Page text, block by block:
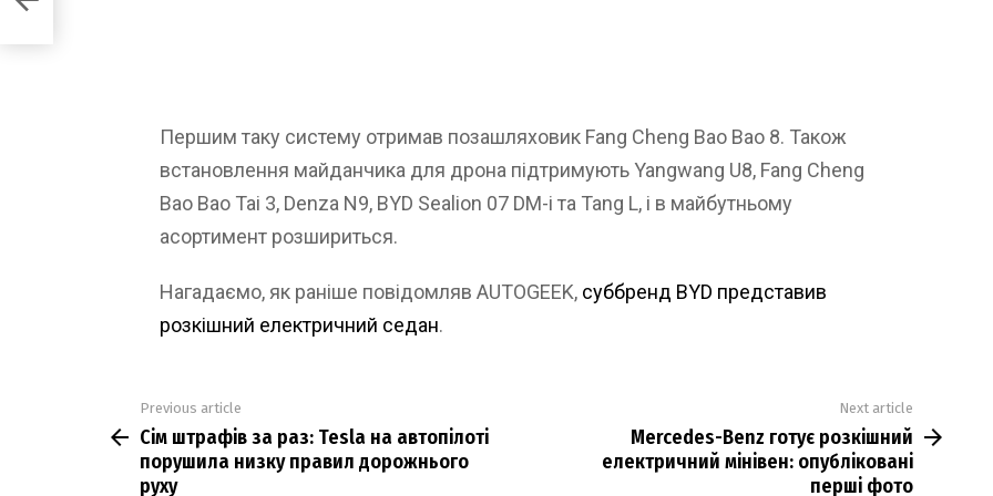
Першим таку систему отримав позашляховик Fang Cheng Bao Bao 8. Також
встановлення майданчика для дрона підтримують Yangwang U8, Fang Cheng
Bao Bao Tai 3, Denza N9, BYD Sealion 07 DM-i та Tang L, і в майбутньому
асортимент розшириться.
Нагадаємо, як раніше повідомляв AUTOGEEK, суббренд BYD представив
розкішний електричний седан.
more
Previous article
Сім штрафів за раз: Tesla на автопілоті
порушила низку правил дорожнього
руху
Next article
Mercedes-Benz готує розкішний
електричний мінівен: опубліковані
перші фото